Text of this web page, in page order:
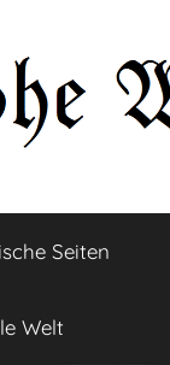
Seiten
Welt